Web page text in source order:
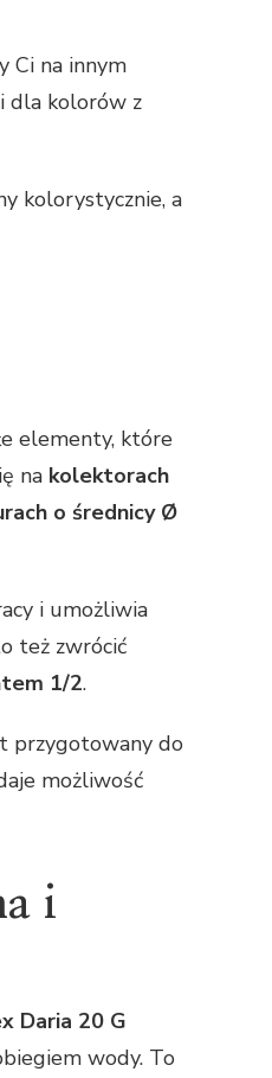
Ci na innym
dla kolorów z
kolorystycznie, a
elementy, które
na kolektorach
o średnicy Ø
i umożliwia
też zwrócić
1/2.
przygotowany do
możliwość
i
Daria 20 G
wody. To